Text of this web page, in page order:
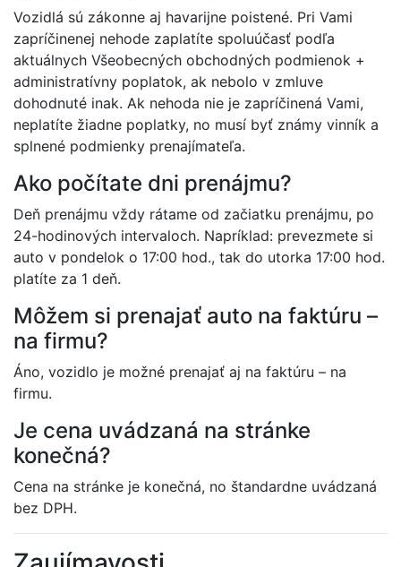
Vozidlá sú zákonne aj havarijne poistené. Pri Vami
zapríčinenej nehode zaplatíte spoluúčasť podľa
aktuálnych Všeobecných obchodných podmienok +
administratívny poplatok, ak nebolo v zmluve
dohodnuté inak. Ak nehoda nie je zapríčinená Vami,
neplatíte žiadne poplatky, no musí byť známy vinník a
splnené podmienky prenajímateľa.
Ako počítate dni prenájmu?
Deň prenájmu vždy rátame od začiatku prenájmu, po
24-hodinových intervaloch. Napríklad: prevezmete si
auto v pondelok o 17:00 hod., tak do utorka 17:00 hod.
platíte za 1 deň.
Môžem si prenajať auto na faktúru –
na firmu?
Áno, vozidlo je možné prenajať aj na faktúru – na
firmu.
Je cena uvádzaná na stránke
konečná?
Cena na stránke je konečná, no štandardne uvádzaná
bez DPH.